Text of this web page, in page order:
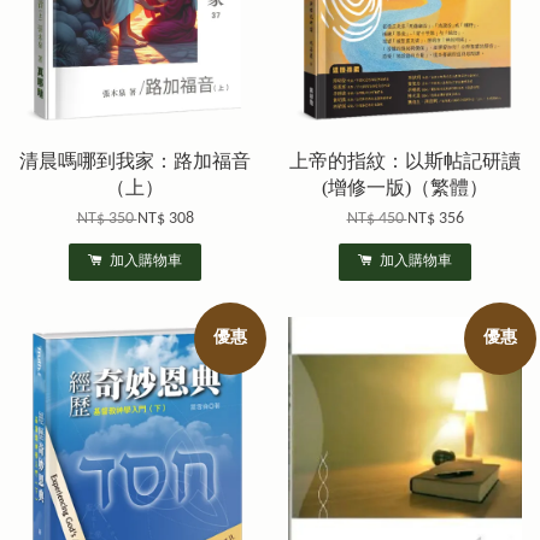
清晨嗎哪到我家：路加福音
（上）
NT$ 350NT$ 308
加入購物車
上帝的指紋：以斯帖記研讀
(增修一版)（繁體）
NT$ 450NT$ 356
加入購物車
優惠 優惠